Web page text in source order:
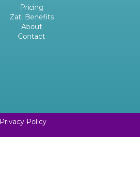
Pricing
Zati Benefits
About
Contact
Privacy Policy